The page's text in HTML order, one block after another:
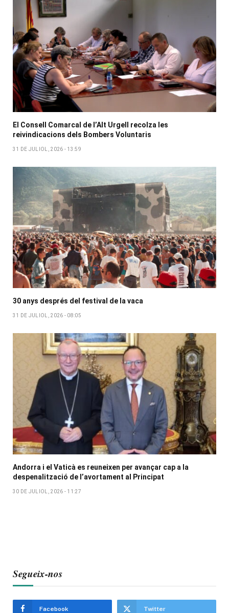
El Consell Comarcal de l’Alt Urgell recolza les
reivindicacions dels Bombers Voluntaris
31 DE JULIOL, 2026 - 13:59
30 anys després del festival de la vaca
31 DE JULIOL, 2026 - 08:05
Andorra i el Vaticà es reuneixen per avançar cap a la
despenalització de l’avortament al Principat
30 DE JULIOL, 2026 - 11:27
Segueix-nos
Facebook Twitter